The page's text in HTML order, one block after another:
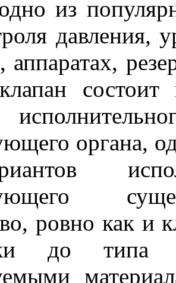
из
давления,
аппаратах,
состоит
органа,
ровно как и
до типа